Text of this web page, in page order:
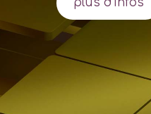
plus d'infos